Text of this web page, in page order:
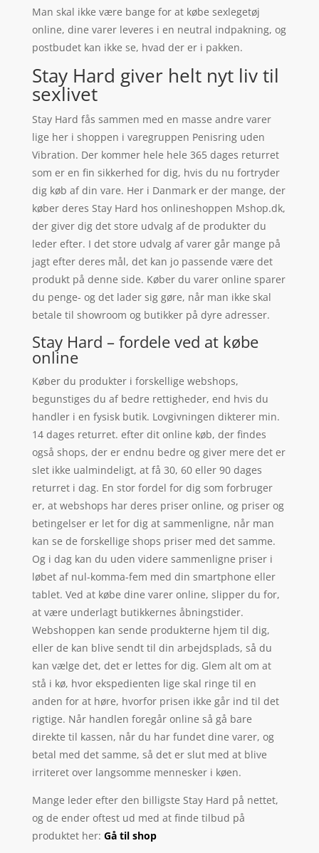
Man skal ikke være bange for at købe sexlegetøj
online, dine varer leveres i en neutral indpakning, og
postbudet kan ikke se, hvad der er i pakken.
Stay Hard giver helt nyt liv til
sexlivet
Stay Hard fås sammen med en masse andre varer
lige her i shoppen i varegruppen Penisring uden
Vibration. Der kommer hele hele 365 dages returret
som er en fin sikkerhed for dig, hvis du nu fortryder
dig køb af din vare. Her i Danmark er der mange, der
køber deres Stay Hard hos onlineshoppen Mshop.dk,
der giver dig det store udvalg af de produkter du
leder efter. I det store udvalg af varer går mange på
jagt efter deres mål, det kan jo passende være det
produkt på denne side. Køber du varer online sparer
du penge- og det lader sig gøre, når man ikke skal
betale til showroom og butikker på dyre adresser.
Stay Hard – fordele ved at købe
online
Køber du produkter i forskellige webshops,
begunstiges du af bedre rettigheder, end hvis du
handler i en fysisk butik. Lovgivningen dikterer min.
14 dages returret. efter dit online køb, der findes
også shops, der er endnu bedre og giver mere det er
slet ikke ualmindeligt, at få 30, 60 eller 90 dages
returret i dag. En stor fordel for dig som forbruger
er, at webshops har deres priser online, og priser og
betingelser er let for dig at sammenligne, når man
kan se de forskellige shops priser med det samme.
Og i dag kan du uden videre sammenligne priser i
løbet af nul-komma-fem med din smartphone eller
tablet. Ved at købe dine varer online, slipper du for,
at være underlagt butikkernes åbningstider.
Webshoppen kan sende produkterne hjem til dig,
eller de kan blive sendt til din arbejdsplads, så du
kan vælge det, det er lettes for dig. Glem alt om at
stå i kø, hvor ekspedienten lige skal ringe til en
anden for at høre, hvorfor prisen ikke går ind til det
rigtige. Når handlen foregår online så gå bare
direkte til kassen, når du har fundet dine varer, og
betal med det samme, så det er slut med at blive
irriteret over langsomme mennesker i køen.
Mange leder efter den billigste Stay Hard på nettet,
og de ender oftest ud med at finde tilbud på
produktet her: Gå til shop